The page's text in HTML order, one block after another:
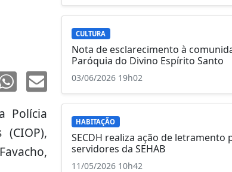
Polícia
CULTURA
Nota de esclarecimento à
Paróquia do Divino Espírito Santo
03/06/2026 19h02
HABITAÇÃO
SECDH realiza ação de letramento
servidores da SEHAB
11/05/2026 10h42